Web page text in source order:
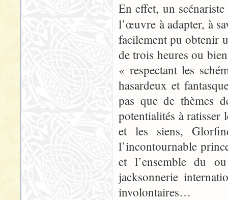
En effet, un
l’œuvre à adapter, à
facilement pu obtenir
de trois heures ou
« respectant les
hasardeux et
pas que de thèmes
potentialités à
et les siens,
l’incontournable
et l’ensemble du
jacksonnerie
involontaires…